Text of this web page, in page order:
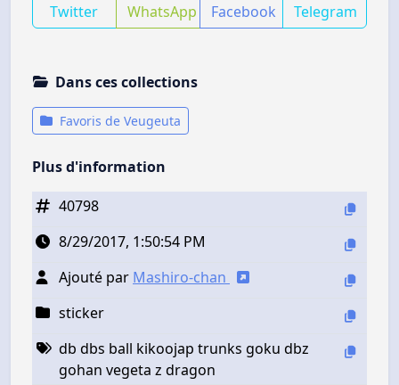
Twitter WhatsApp Facebook Telegram
Dans ces collections
Favoris de Veugeuta
Plus d'information
40798
8/29/2017, 1:50:54 PM
Ajouté par Mashiro-chan
sticker
db dbs ball kikoojap trunks goku dbz
gohan vegeta z dragon